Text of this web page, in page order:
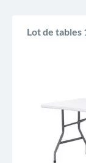
Lot de tables